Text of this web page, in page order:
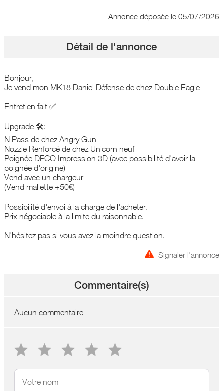
Annonce déposée le 05/07/2026
Détail de l'annonce
Bonjour,
Je vend mon MK18 Daniel Défense de chez Double Eagle
Entretien fait ✅​
Upgrade 🛠️:
N Pass de chez Angry Gun
Nozzle Renforcé de chez Unicorn neuf
Poignée DFCO Impression 3D (avec possibilité d'avoir la
poignée d'origine)
Vend avec un chargeur
(Vend mallette +50€)
Possibilité d'envoi à la charge de l'acheter.
Prix négociable à la limite du raisonnable.
N'hésitez pas si vous avez la moindre question.
Signaler l'annonce
Commentaire(s)
Aucun commentaire